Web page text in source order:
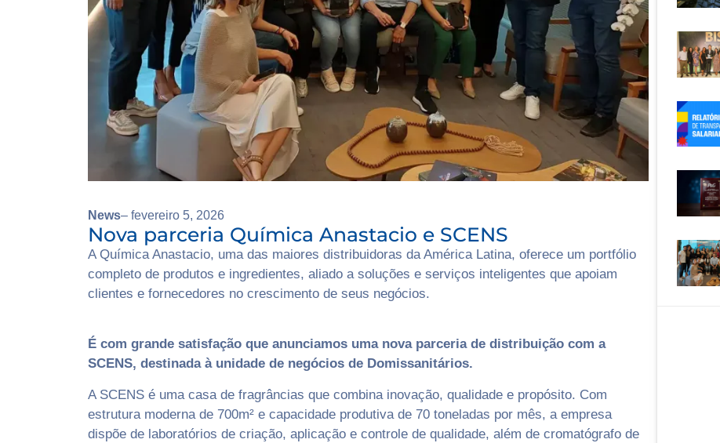
News– fevereiro 5, 2026
Nova parceria Química Anastacio e SCENS
A Química Anastacio, uma das maiores distribuidoras da América Latina, oferece um portfólio
completo de produtos e ingredientes, aliado a soluções e serviços inteligentes que apoiam
clientes e fornecedores no crescimento de seus negócios.
É com grande satisfação que anunciamos uma nova parceria de distribuição com a
SCENS, destinada à unidade de negócios de Domissanitários.
A SCENS é uma casa de fragrâncias que combina inovação, qualidade e propósito. Com
estrutura moderna de 700m² e capacidade produtiva de 70 toneladas por mês, a empresa
dispõe de laboratórios de criação, aplicação e controle de qualidade, além de cromatógrafo de